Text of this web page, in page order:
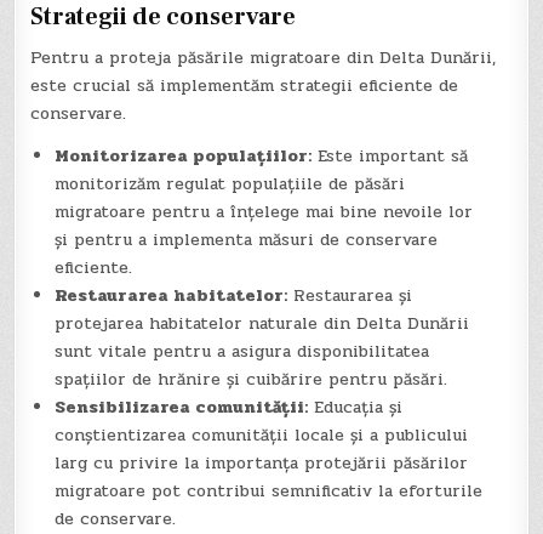
Strategii de conservare
Pentru a proteja păsările migratoare din Delta Dunării,
este crucial să implementăm strategii eficiente de
conservare.
Monitorizarea populațiilor: Este important să
monitorizăm regulat populațiile de păsări
migratoare pentru a înțelege mai bine nevoile lor
și pentru a implementa măsuri de conservare
eficiente.
Restaurarea habitatelor: Restaurarea și
protejarea habitatelor naturale din Delta Dunării
sunt vitale pentru a asigura disponibilitatea
spațiilor de hrănire și cuibărire pentru păsări.
Sensibilizarea comunității: Educația și
conștientizarea comunității locale și a publicului
larg cu privire la importanța protejării păsărilor
migratoare pot contribui semnificativ la eforturile
de conservare.